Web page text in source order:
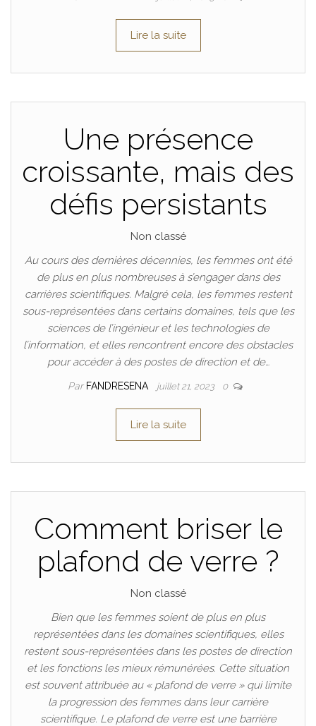
Lire la suite
Une présence
croissante, mais des
défis persistants
Non classé
Au cours des dernières décennies, les femmes ont été
de plus en plus nombreuses à s’engager dans des
carrières scientifiques. Malgré cela, les femmes restent
sous-représentées dans certains domaines, tels que les
sciences de l’ingénieur et les technologies de
l’information, et elles rencontrent encore des obstacles
pour accéder à des postes de direction et de…
Par FANDRESENA juillet 21, 2023 0
Lire la suite
Comment briser le
plafond de verre ?
Non classé
Bien que les femmes soient de plus en plus
représentées dans les domaines scientifiques, elles
restent sous-représentées dans les postes de direction
et les fonctions les mieux rémunérées. Cette situation
est souvent attribuée au « plafond de verre » qui limite
la progression des femmes dans leur carrière
scientifique. Le plafond de verre est une barrière